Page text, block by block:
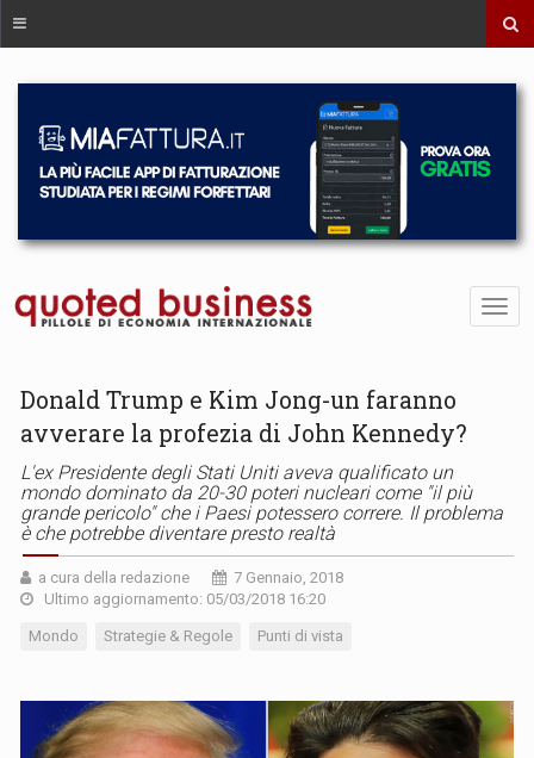
Donald Trump e Kim Jong-un faranno
avverare la profezia di John Kennedy?
L'ex Presidente degli Stati Uniti aveva qualificato un
mondo dominato da 20-30 poteri nucleari come "il più
grande pericolo" che i Paesi potessero correre. Il problema
è che potrebbe diventare presto realtà
a cura della redazione
7 Gennaio, 2018
Ultimo aggiornamento: 05/03/2018 16:20
Mondo Strategie & Regole Punti di vista